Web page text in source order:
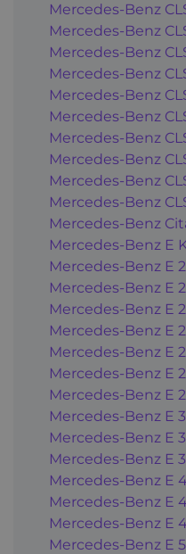
Mercedes-Benz
Mercedes-Benz
Mercedes-Benz
Mercedes-Benz
Mercedes-Benz
Mercedes-Benz
Mercedes-Benz
Mercedes-Benz
Mercedes-Benz
Mercedes-Benz
Mercedes-Benz
Mercedes-Benz E
Mercedes-Benz E
Mercedes-Benz E
Mercedes-Benz E
Mercedes-Benz E
Mercedes-Benz E
Mercedes-Benz E
Mercedes-Benz E
Mercedes-Benz E
Mercedes-Benz E
Mercedes-Benz E
Mercedes-Benz E
Mercedes-Benz E
Mercedes-Benz E
Mercedes-Benz E